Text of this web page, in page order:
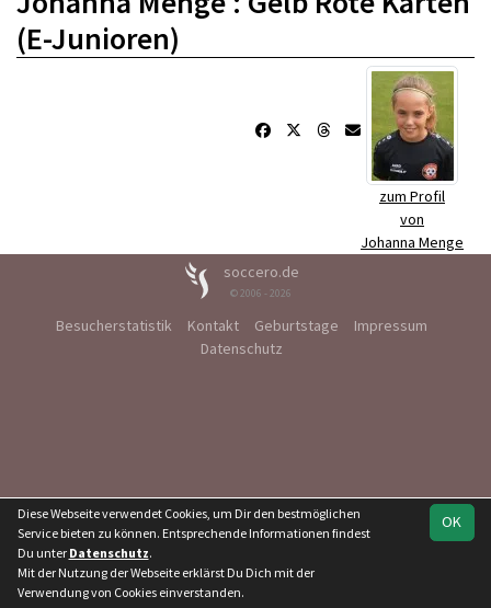
(E-Junioren)
zum Profil
von
Johanna Menge
soccero.de
© 2006 - 2026
Besucherstatistik Kontakt Geburtstage
Impressum
Datenschutz
OK
Diese Webseite verwendet Cookies, um Dir den bestmöglichen
Service bieten zu können. Entsprechende Informationen findest
Du unter Datenschutz.
Mit der Nutzung der Webseite erklärst Du Dich mit der
Verwendung von Cookies einverstanden.